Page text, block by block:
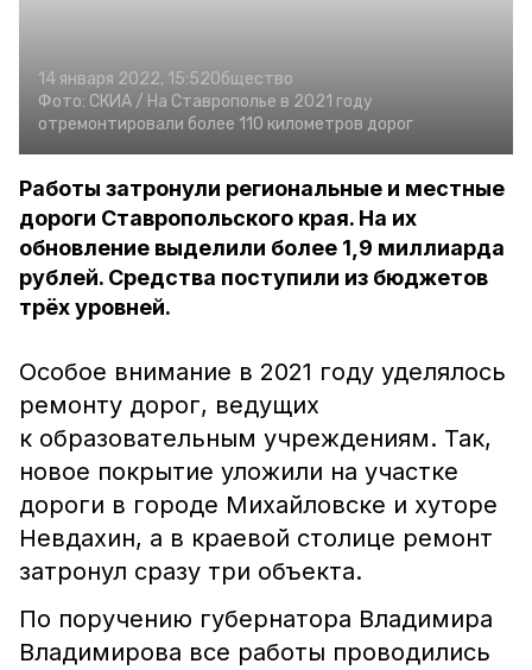
14 января 2022, 15:52Общество
Фото: СКИА / На Ставрополье в 2021 году
отремонтировали более 110 километров дорог
Работы затронули региональные и местные
дороги Ставропольского края. На их
обновление выделили более 1,9 миллиарда
рублей. Средства поступили из бюджетов
трёх уровней.
Особое внимание в 2021 году уделялось
ремонту дорог, ведущих
к образовательным учреждениям. Так,
новое покрытие уложили на участке
дороги в городе Михайловске и хуторе
Невдахин, а в краевой столице ремонт
затронул сразу три объекта.
По поручению губернатора Владимира
Владимирова все работы проводились